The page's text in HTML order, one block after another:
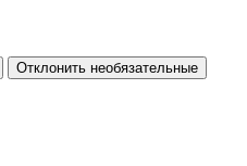
Отклонить необязательные